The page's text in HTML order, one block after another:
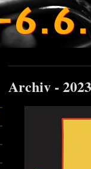
Archiv - 2023